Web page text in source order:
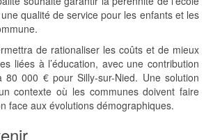
qualité de service pour les enfants et les
de rationaliser les coûts et de mieux
liées à l’éducation, avec une contribution
80 000 € pour Silly-sur-Nied. Une solution
contexte où les communes doivent faire
face aux évolutions démographiques.